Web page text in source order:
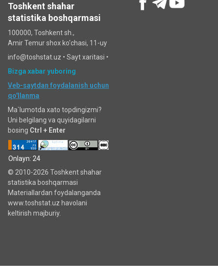
Toshkent shahar
statistika boshqarmasi
100000, Toshkent sh.,
Amir Temur shox ko'chasi, 11-uy
info@toshstat.uz • Sayt xaritasi •
Bizga xabar yuboring
Veb-saytdan foydalanish uchun
qo'llanma
Ma`lumotda xato topdingizmi?
Uni belgilang va quyidagilarni
bosing Ctrl + Enter
Onlayn: 24
© 2010-2026 Toshkent shahar
statistika boshqarmasi
Materiallardan foydalanganda
www.toshstat.uz havolani
keltirish majburiy.